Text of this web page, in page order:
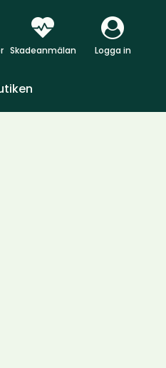
Skadeanmälan Logga in